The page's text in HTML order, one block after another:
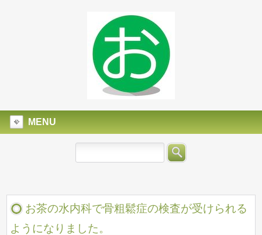
MENU
お茶の水内科で骨粗鬆症の検査が受けられる
ようになりました。